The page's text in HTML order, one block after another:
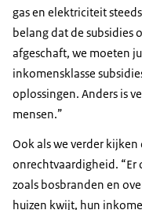
gas en elektriciteit
belang dat de subsidies
afgeschaft, we moeten
inkomensklasse
oplossingen. Anders is
mensen.”
Ook als we verder
onrechtvaardigheid. “Er
zoals bosbranden en
huizen kwijt, hun